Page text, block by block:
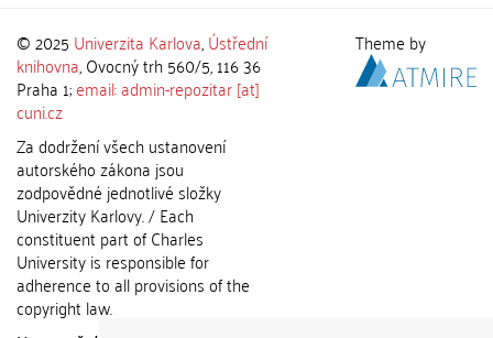
© 2025 Univerzita Karlova,Ústřední
knihovna, Ovocný trh 560/5, 116 36
Praha 1;email: admin-repozitar [at]
cuni.cz
Za dodržení všech ustanovení
autorského zákona jsou
zodpovědné jednotlivé složky
Univerzity Karlovy. / Each
constituent part of Charles
University is responsible for
adherence to all provisions of the
copyright law.
Theme by